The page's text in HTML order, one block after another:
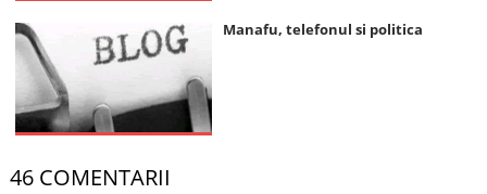
Manafu, telefonul si politica
46 COMENTARII